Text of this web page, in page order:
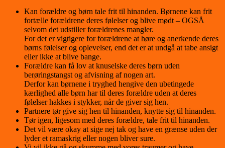
Kan forældre og børn tale frit til hinanden. Børnene kan frit
fortælle forældrene deres følelser og blive mødt – OGSÅ
selvom det udstiller forældrenes mangler.
For det er vigtigere for forældrene at høre og anerkende deres
børns følelser og oplevelser, end det er at undgå at tabe ansigt
eller ikke at blive bange.
Forældre kan få lov at knuselske deres børn uden
berøringstangst og afvisning af nogen art.
Derfor kan børnene i tryghed hengive den ubetingede
kærlighed alle børn har til deres forældre uden at deres
følelser hakkes i stykker, når de giver sig hen.
Partnere tør give sig hen til hinanden, knytte sig til hinanden.
Tør igen, ligesom med deres forældre, tale frit til hinanden.
Det vil være okay at sige nej tak og have en grænse uden der
lyder et ramaskrig eller nogen bliver sure.